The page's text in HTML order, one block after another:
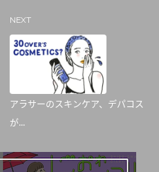
NEXT
アラサーのスキンケア、デパコス
が...